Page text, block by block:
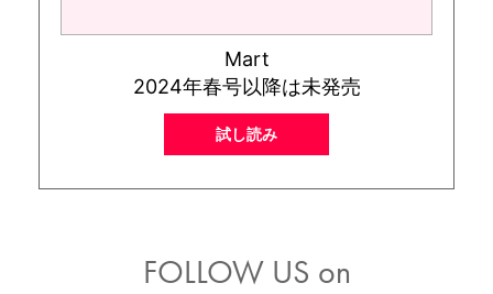
Mart
2024年春号以降は未発売
試し読み
FOLLOW US on